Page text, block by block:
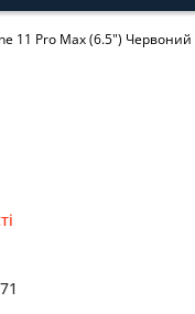
11 Pro Max (6.5") Червоний